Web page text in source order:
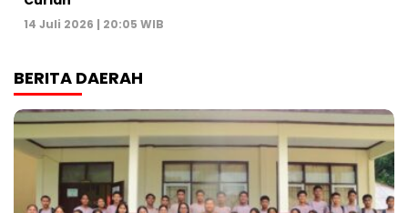
14 Juli 2026 | 20:05 WIB
BERITA DAERAH